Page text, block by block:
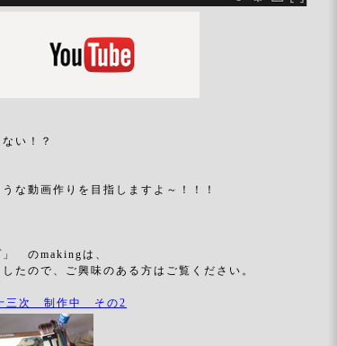
い！？
な動画作りを目指しますよ～！！！
」 のmakingは、
たので、ご興味のある方はご覧ください。
三次 制作中 その2